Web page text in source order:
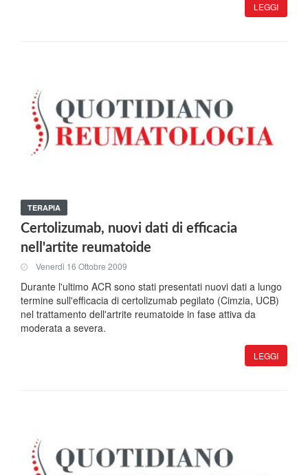
LEGGI
TERAPIA
Certolizumab, nuovi dati di efficacia
nell'artite reumatoide
Venerdi 16 Ottobre 2009
Durante l'ultimo ACR sono stati presentati nuovi dati a lungo
termine sull'efficacia di certolizumab pegilato (Cimzia, UCB)
nel trattamento dell'artrite reumatoide in fase attiva da
moderata a severa.
LEGGI